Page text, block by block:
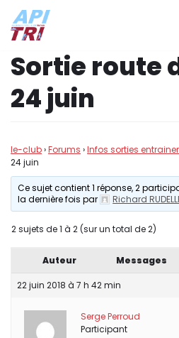
Aller
au
contenu
Sortie route
24 juin
le-club›Forums ›Infos sorties
24 juin
Ce sujet contient 1 réponse, 2
la dernière fois par
Richard
2 sujets de 1 à 2 (sur un total de 2)
Auteur Messages
22 juin 2018 à 7 h 42 min
Serge Perroud
Participant